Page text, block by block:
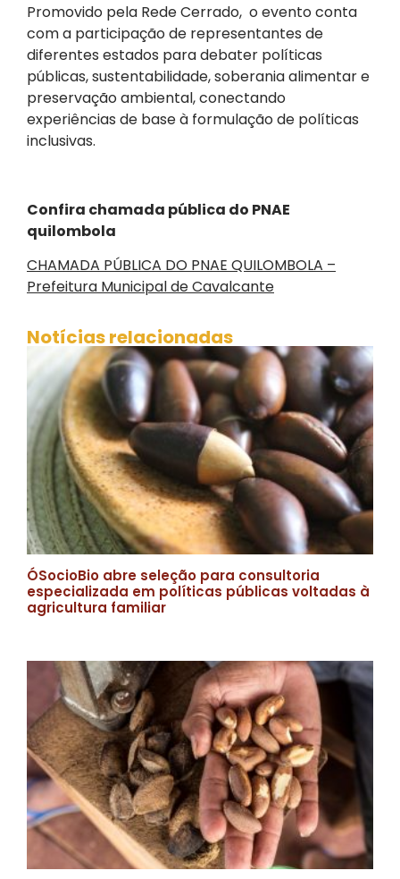
Promovido pela Rede Cerrado, o evento conta
com a participação de representantes de
diferentes estados para debater políticas
públicas, sustentabilidade, soberania alimentar e
preservação ambiental, conectando
experiências de base à formulação de políticas
inclusivas.
Confira chamada pública do PNAE
quilombola
CHAMADA PÚBLICA DO PNAE QUILOMBOLA –
Prefeitura Municipal de Cavalcante
Notícias relacionadas
ÓSocioBio abre seleção para consultoria
especializada em políticas públicas voltadas à
agricultura familiar